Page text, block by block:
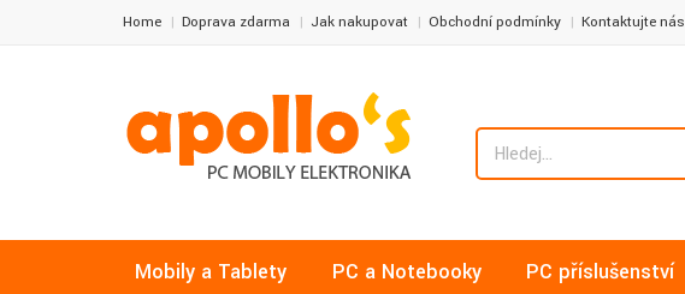
Home Doprava zdarma Jak nakupovat Obchodní podmínky Kontaktujte nás
Mobily a Tablety PC a Notebooky PC příslušenství